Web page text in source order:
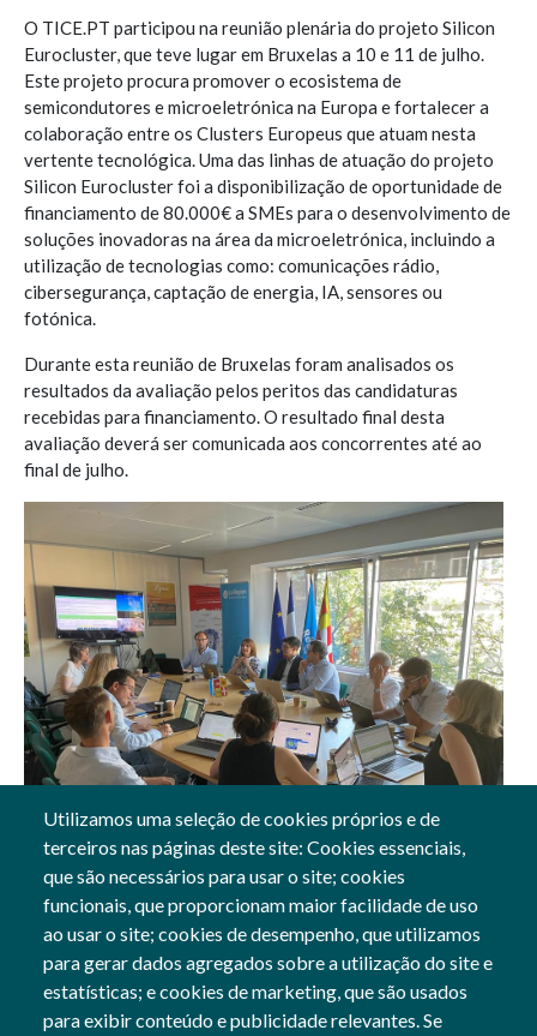
O TICE.PT participou na reunião plenária do projeto Silicon
Eurocluster, que teve lugar em Bruxelas a 10 e 11 de julho.
Este projeto procura promover o ecosistema de
semicondutores e microeletrónica na Europa e fortalecer a
colaboração entre os Clusters Europeus que atuam nesta
vertente tecnológica. Uma das linhas de atuação do projeto
Silicon Eurocluster foi a disponibilização de oportunidade de
financiamento de 80.000€ a SMEs para o desenvolvimento de
soluções inovadoras na área da microeletrónica, incluindo a
utilização de tecnologias como: comunicações rádio,
cibersegurança, captação de energia, IA, sensores ou
fotónica.
Durante esta reunião de Bruxelas foram analisados os
resultados da avaliação pelos peritos das candidaturas
recebidas para financiamento. O resultado final desta
avaliação deverá ser comunicada aos concorrentes até ao
final de julho.
13 Jul, 2023
Gerais
Siga-nos
Utilizamos uma seleção de cookies próprios e de
terceiros nas páginas deste site: Cookies essenciais,
que são necessários para usar o site; cookies
funcionais, que proporcionam maior facilidade de uso
ao usar o site; cookies de desempenho, que utilizamos
para gerar dados agregados sobre a utilização do site e
estatísticas; e cookies de marketing, que são usados
para exibir conteúdo e publicidade relevantes. Se